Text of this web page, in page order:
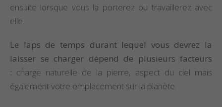
ensuite lorsque vous la porterez ou travaillerez avec
elle.
Le laps de temps durant lequel vous devrez la
laisser se charger dépend de plusieurs facteurs
: charge naturelle de la pierre, aspect du ciel mais
également votre emplacement sur la planète.